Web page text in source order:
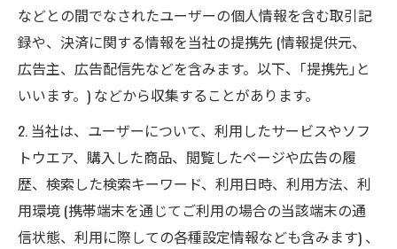
などとの間でなされたユーザーの個人情報を含む取引記
録や、決済に関する情報を当社の提携先 (情報提供元、
広告主、広告配信先などを含みます。以下、｢提携先｣と
いいます。) などから収集することがあります。
2. 当社は、ユーザーについて、利用したサービスやソフ
トウエア、購入した商品、閲覧したページや広告の履
歴、検索した検索キーワード、利用日時、利用方法、利
用環境 (携帯端末を通じてご利用の場合の当該端末の通
信状態、利用に際しての各種設定情報なども含みます) 、